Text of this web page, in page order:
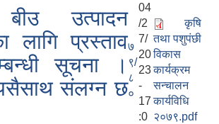
बीउ उत्पादन
लागि प्रस्ताव
सूचना ।
यसैसाथ संलग्न छ
७
९/
८
०
04
/2
7/
20
23
-
17
:0
कृषि
तथा पशुपंछी
विकास
कार्यक्रम
सन्चालन
कार्यविधि
२०७९.pdf